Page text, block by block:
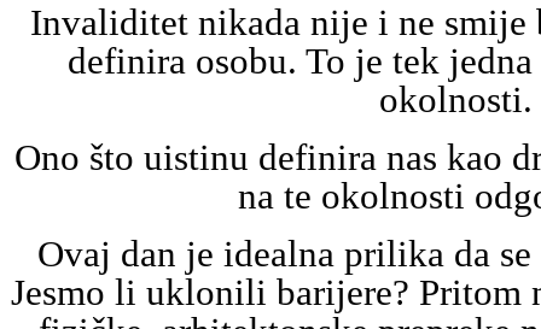
Invaliditet nikada nije i ne
definira osobu. To je tek
okolnosti.
Ono što uistinu definira nas kao
na te okolnosti
Ovaj dan je idealna prilika da
Jesmo li uklonili barijere? Pritom